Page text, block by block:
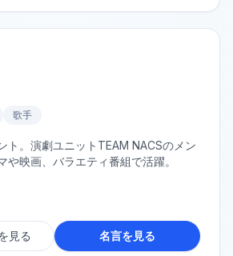
歌手
ト。演劇ユニットTEAM NACSのメン
や映画、バラエティ番組で活躍。
見る 名言を見る